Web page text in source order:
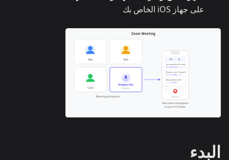
على جهاز iOS الخاص بك
البدء